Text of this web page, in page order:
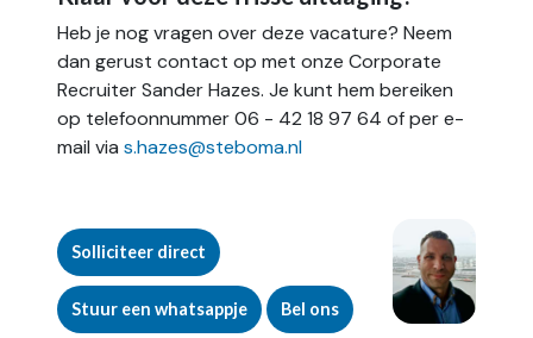
Heb je nog vragen over deze vacature? Neem
dan gerust contact op met onze Corporate
Recruiter Sander Hazes. Je kunt hem bereiken
op telefoonnummer 06 - 42 18 97 64 of per e-
mail via s.hazes@steboma.nl
Solliciteer direct
Stuur een whatsappje Bel ons